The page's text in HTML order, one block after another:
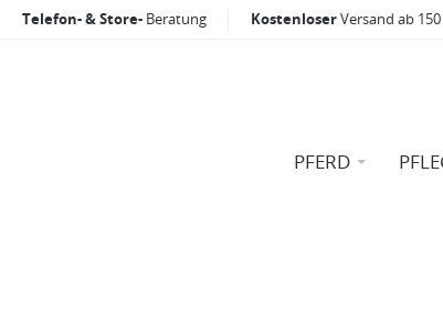
Telefon- & Store- Beratung KostenloserVersand ab
PFERD